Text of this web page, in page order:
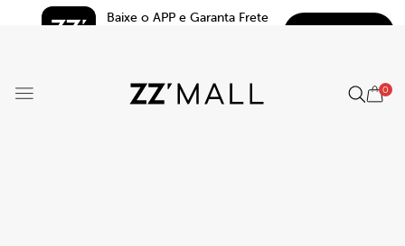
Baixe o APP e Garanta Frete
0